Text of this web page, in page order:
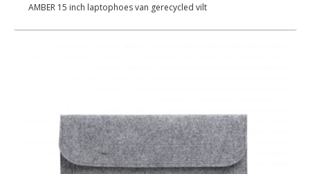
AMBER 15 inch laptophoes van gerecycled vilt